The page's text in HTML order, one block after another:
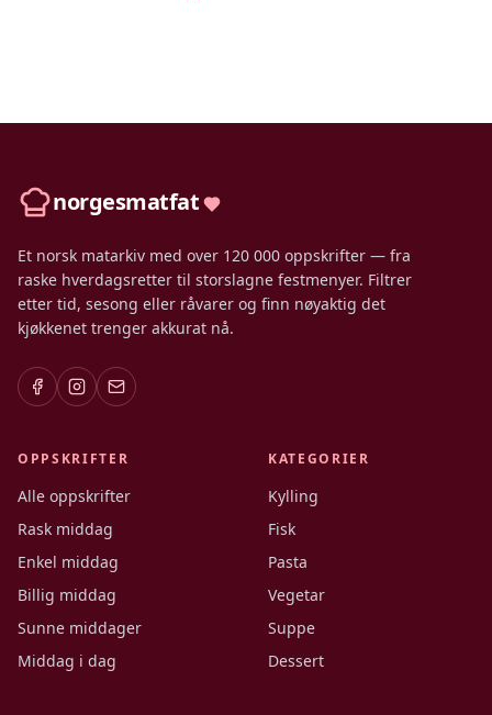
norgesmatfat
Et norsk matarkiv med over 120 000 oppskrifter — fra
raske hverdagsretter til storslagne festmenyer. Filtrer
etter tid, sesong eller råvarer og finn nøyaktig det
kjøkkenet trenger akkurat nå.
OPPSKRIFTER
Alle oppskrifter
Rask middag
Enkel middag
Billig middag
Sunne middager
Middag i dag
KATEGORIER
Kylling
Fisk
Pasta
Vegetar
Suppe
Dessert